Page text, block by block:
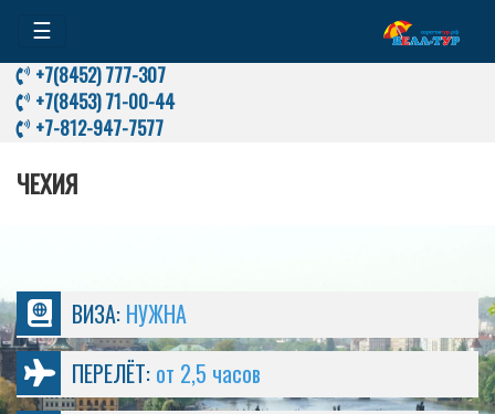
☰
+7(8452) 777-307
+7(8453) 71-00-44
+7-812-947-7577
ЧЕХИЯ
ВИЗА: НУЖНА
ПЕРЕЛЁТ: от 2,5 часов